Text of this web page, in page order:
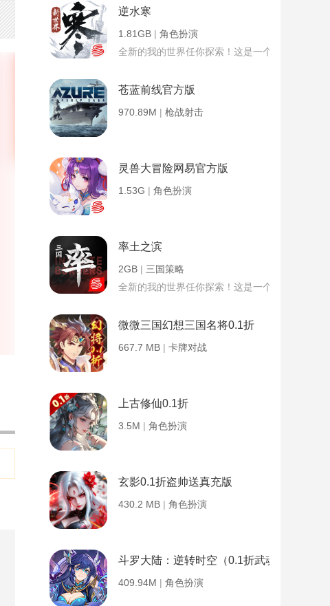
逆水寒
1.81GB | 角色扮演
全新的我的世界任你探索！这是一个小提示字段。
苍蓝前线官方版
970.89M | 枪战射击
灵兽大冒险网易官方版
1.53G | 角色扮演
率土之滨
2GB | 三国策略
全新的我的世界任你探索！这是一个小提示字段。
微微三国幻想三国名将0.1折
667.7 MB | 卡牌对战
上古修仙0.1折
3.5M | 角色扮演
玄影0.1折盗帅送真充版
430.2 MB | 角色扮演
斗罗大陆：逆转时空（0.1折武魂觉醒）
409.94M | 角色扮演